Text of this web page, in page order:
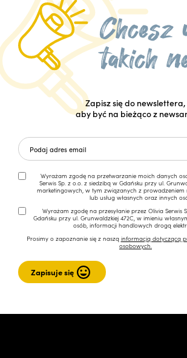
Zapisz się do newslettera,
aby być na bieżąco z
Wyrażam zgodę na przetwarzanie moich danych
Serwis Sp. z o.o. z siedzibą w Gdańsku przy ul.
marketingowych, w tym związanych z
lub usług własnych oraz innych
Wyrażam zgodę na przesyłanie przez Olivia Serwis
Gdańsku przy ul. Grunwaldzkiej 472C, w imieniu
osób, informacji handlowych drogą
Prosimy o zapoznanie się z naszą informacją dotyczącą
osobowych.